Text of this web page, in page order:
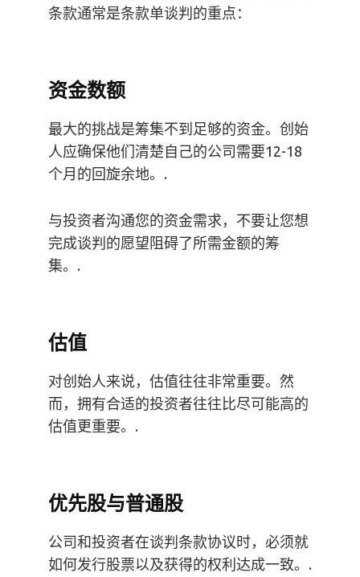
条款通常是条款单谈判的重点：
资金数额
最大的挑战是筹集不到足够的资金。创始
人应确保他们清楚自己的公司需要12-18
个月的回旋余地。.
与投资者沟通您的资金需求，不要让您想
完成谈判的愿望阻碍了所需金额的筹
集。.
估值
对创始人来说，估值往往非常重要。然
而，拥有合适的投资者往往比尽可能高的
估值更重要。.
优先股与普通股
公司和投资者在谈判条款协议时，必须就
如何发行股票以及获得的权利达成一致。.